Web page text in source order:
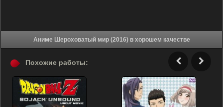
Аниме Шероховатый мир (2016) в хорошем качестве
Похожие работы: